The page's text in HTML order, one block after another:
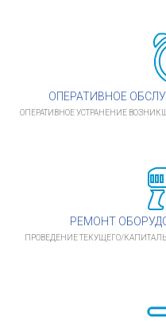
ОПЕРАТИВНОЕ
ОПЕРАТИВНОЕ УСТРАНЕНИЕ
РЕМОНТ
ПРОВЕДЕНИЕ ТЕКУЩЕГО/